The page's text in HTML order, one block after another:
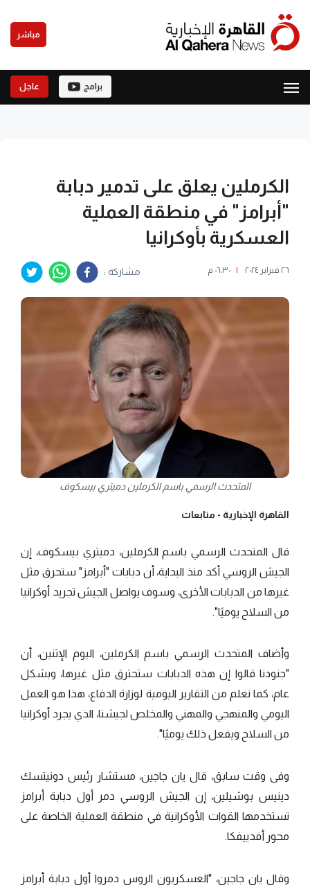
مباشر
برامج عاجل
الكرملين يعلق على تدمير دبابة
"أبرامز" في منطقة العملية
العسكرية بأوكرانيا
٢٦ فبراير ٢٠٢٤ | ٠٦:٣٠ م مشاركة :
المتحدث الرسمي باسم الكرملين دميتري بيسكوف
القاهرة الإخبارية - متابعات
قال المتحدث الرسمي باسم الكرملين، دميتري بيسكوف، إن
الجيش الروسي أكد منذ البداية، أن دبابات "أبرامز" ستحرق مثل
غيرها من الدبابات الأخرى، وسوف يواصل الجيش تجريد أوكرانيا
من السلاح يوميًا".
وأضاف المتحدث الرسمي باسم الكرملين، اليوم الإثنين، أن
"جنودنا قالوا إن هذه الدبابات ستحترق مثل غيرها، وبشكل
عام، كما نعلم من التقارير اليومية لوزارة الدفاع، هذا هو العمل
اليومي والمنهجي والمهني والمخلص لجيشنا، الذي يجرد أوكرانيا
من السلاح ويفعل ذلك يوميًا".
وفى وقت سابق، قال يان جاجين، مستشار رئيس دونيتسك
دينيس بوشيلين، إن الجيش الروسي دمر أول دبابة أبرامز
تستخدمها القوات الأوكرانية في منطقة العملية الخاصة على
محور أفدييفكا.
وقال يان جاجين، "العسكريون الروس دمروا أول دبابة أبرامز